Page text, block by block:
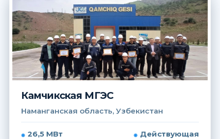
Камчикская МГЭС
Наманганская область, Узбекистан
26,5 МВт Действующая